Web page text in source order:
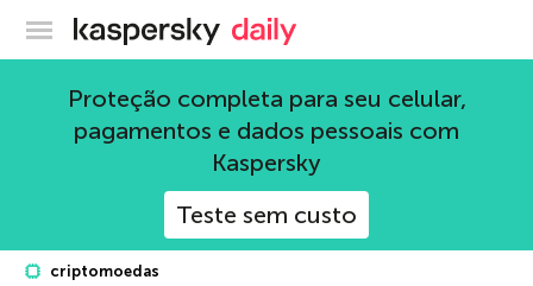
Blog oficial da Kaspersky
Proteção completa para seu celular,
pagamentos e dados pessoais com
Kaspersky
Teste sem custo
criptomoedas